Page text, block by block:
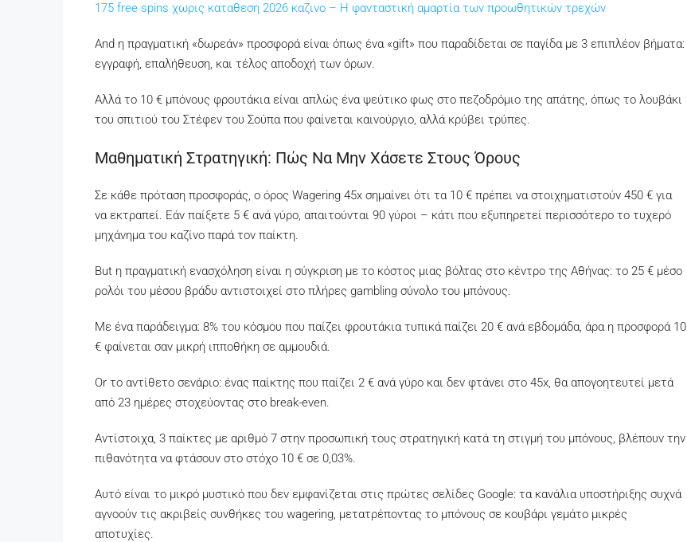
175 free spins χωρις καταθεση 2026 καζινο – Η φανταστική αμαρτία των προωθητικών τρεχών
And η πραγματική «δωρεάν» προσφορά είναι όπως ένα «gift» που παραδίδεται σε παγίδα με 3 επιπλέον βήματα:
εγγραφή, επαλήθευση, και τέλος αποδοχή των όρων.
Αλλά το 10 € μπόνους φρουτάκια είναι απλώς ένα ψεύτικο φως στο πεζοδρόμιο της απάτης, όπως το λουβάκι
του σπιτιού του Στέφεν του Σούπα που φαίνεται καινούργιο, αλλά κρύβει τρύπες.
Μαθηματική Στρατηγική: Πώς Να Μην Χάσετε Στους Όρους
Σε κάθε πρόταση προσφοράς, ο όρος Wagering 45x σημαίνει ότι τα 10 € πρέπει να στοιχηματιστούν 450 € για
να εκτραπεί. Εάν παίξετε 5 € ανά γύρο, απαιτούνται 90 γύροι – κάτι που εξυπηρετεί περισσότερο το τυχερό
μηχάνημα του καζίνο παρά τον παίκτη.
But η πραγματική ενασχόληση είναι η σύγκριση με το κόστος μιας βόλτας στο κέντρο της Αθήνας: το 25 € μέσο
ρολόι του μέσου βράδυ αντιστοιχεί στο πλήρες gambling σύνολο του μπόνους.
Με ένα παράδειγμα: 8% του κόσμου που παίζει φρουτάκια τυπικά παίζει 20 € ανά εβδομάδα, άρα η προσφορά 10
€ φαίνεται σαν μικρή ιπποθήκη σε αμμουδιά.
Or το αντίθετο σενάριο: ένας παίκτης που παίζει 2 € ανά γύρο και δεν φτάνει στο 45x, θα απογοητευτεί μετά
από 23 ημέρες στοχεύοντας στο break-even.
Αντίστοιχα, 3 παίκτες με αριθμό 7 στην προσωπική τους στρατηγική κατά τη στιγμή του μπόνους, βλέπουν την
πιθανότητα να φτάσουν στο στόχο 10 € σε 0,03%.
Αυτό είναι το μικρό μυστικό που δεν εμφανίζεται στις πρώτες σελίδες Google: τα κανάλια υποστήριξης συχνά
αγνοούν τις ακριβείς συνθήκες του wagering, μετατρέποντας το μπόνους σε κουβάρι γεμάτο μικρές
αποτυχίες.